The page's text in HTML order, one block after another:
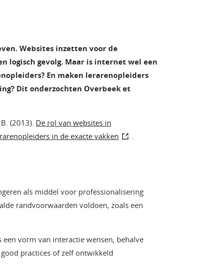
Websites inzetten voor de
logisch gevolg. Maar is internet wel een
En maken lerarenopleiders
Dit onderzochten Overbeek et
(2013). De rol van websites in
in de exacte vakken
.
als middel voor professionalisering
randvoorwaarden voldoen, zoals een
vorm van interactie wensen, behalve
practices of zelf ontwikkeld